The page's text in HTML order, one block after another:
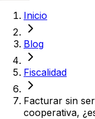
Inicio
Blog
Fiscalidad
Facturar sin
cooperativa,